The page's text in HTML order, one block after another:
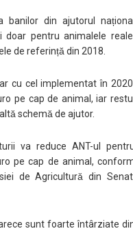
banilor din ajutorul
pentru animalele
de referință din 2018.
cu cel implementat în
pe cap de animal, iar
schemă de ajutor.
va reduce ANT-ul
pe cap de animal,
de Agricultură din
sunt foarte întârziate